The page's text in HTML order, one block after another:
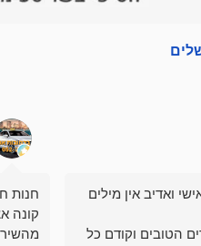
ואדיב אין מילים
הטובים וקודם כל
חנות
קונה